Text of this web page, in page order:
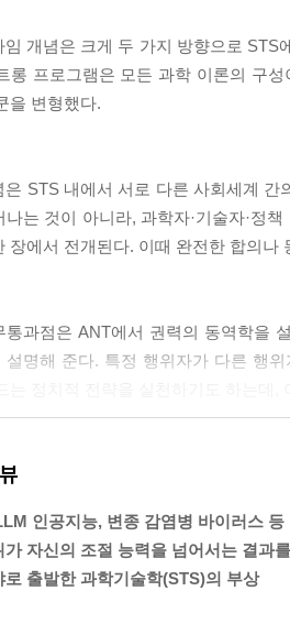
, 포스트휴머니즘, 탈식민주의 STS
situated knowledge
ability
of care
posthuman
테크노사이언스 postcolonial
가이아
스 cosmopolitics
임 개념은 크게 두 가지 방향으로
롱 프로그램은 모든 과학 이론의 구
을 변형했다.
은 STS 내에서 서로 다른 사회세계
나는 것이 아니라, 과학자·기술자·정
장에서 전개된다. 이때 완전한 합의
통과점은 ANT에서 권력의 동역학을
설명해 준다. 특정 행위자가 다른 행
세계를 둘로 나누어서 바라보는 이분
turn), 둘째, 정동적 전회(affective
인공지능, 변종 감염병 바이러스 등
가 자신의 조절 능력을 넘어서는 결과
로 출발한 과학기술학(STS)의 부상